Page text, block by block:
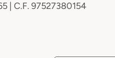
| C.F. 97527380154